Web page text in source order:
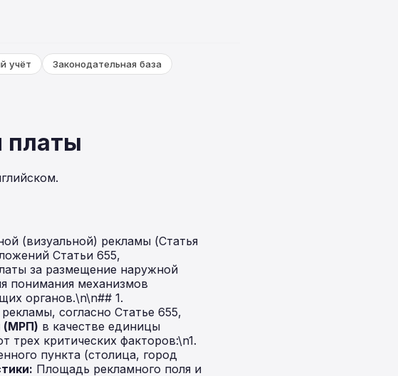
учёт
Законодательная база
платы
(визуальной) рекламы (Статья
Статьи 655,
за размещение наружной
понимания механизмов
органов.\n\n## 1.
согласно Статье 655,
(МРП) в качестве единицы
трех критических факторов:\n1.
пункта (столица, город
Площадь рекламного поля и